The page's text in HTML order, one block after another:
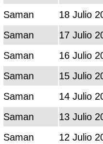
Saman
18 Julio
Saman
17 Julio
Saman
16 Julio
Saman
15 Julio
Saman
14 Julio
Saman
13 Julio
Saman
12 Julio